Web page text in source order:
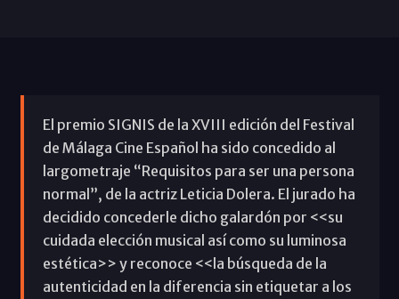
El premio SIGNIS de la XVIII edición del Festival
de Málaga Cine Español ha sido concedido al
largometraje “Requisitos para ser una persona
normal”, de la actriz Leticia Dolera. El jurado ha
decidido concederle dicho galardón por <<su
cuidada elección musical así como su luminosa
estética>> y reconoce <<la búsqueda de la
autenticidad en la diferencia sin etiquetar a los